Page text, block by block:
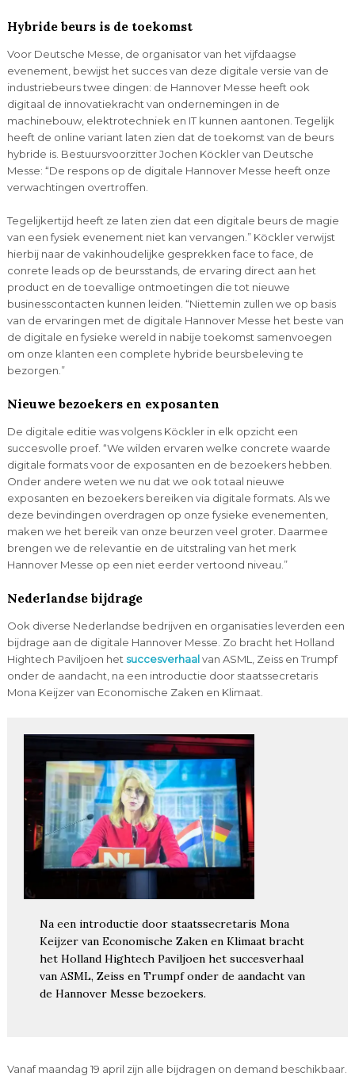
Hybride beurs is de toekomst
Voor Deutsche Messe, de organisator van het vijfdaagse
evenement, bewijst het succes van deze digitale versie van de
industriebeurs twee dingen: de Hannover Messe heeft ook
digitaal de innovatiekracht van ondernemingen in de
machinebouw, elektrotechniek en IT kunnen aantonen. Tegelijk
heeft de online variant laten zien dat de toekomst van de beurs
hybride is. Bestuursvoorzitter Jochen Köckler van Deutsche
Messe: “De respons op de digitale Hannover Messe heeft onze
verwachtingen overtroffen.
Tegelijkertijd heeft ze laten zien dat een digitale beurs de magie
van een fysiek evenement niet kan vervangen.” Köckler verwijst
hierbij naar de vakinhoudelijke gesprekken face to face, de
conrete leads op de beursstands, de ervaring direct aan het
product en de toevallige ontmoetingen die tot nieuwe
businesscontacten kunnen leiden. “Niettemin zullen we op basis
van de ervaringen met de digitale Hannover Messe het beste van
de digitale en fysieke wereld in nabije toekomst samenvoegen
om onze klanten een complete hybride beursbeleving te
bezorgen.”
Nieuwe bezoekers en exposanten
De digitale editie was volgens Köckler in elk opzicht een
succesvolle proef. “We wilden ervaren welke concrete waarde
digitale formats voor de exposanten en de bezoekers hebben.
Onder andere weten we nu dat we ook totaal nieuwe
exposanten en bezoekers bereiken via digitale formats. Als we
deze bevindingen overdragen op onze fysieke evenementen,
maken we het bereik van onze beurzen veel groter. Daarmee
brengen we de relevantie en de uitstraling van het merk
Hannover Messe op een niet eerder vertoond niveau.”
Nederlandse bijdrage
Ook diverse Nederlandse bedrijven en organisaties leverden een
bijdrage aan de digitale Hannover Messe. Zo bracht het Holland
Hightech Paviljoen het succesverhaalvan ASML, Zeiss en Trumpf
onder de aandacht, na een introductie door staatssecretaris
Mona Keijzer van Economische Zaken en Klimaat.
Na een introductie door staatssecretaris Mona
Keijzer van Economische Zaken en Klimaat bracht
het Holland Hightech Paviljoen het succesverhaal
van ASML, Zeiss en Trumpf onder de aandacht van
de Hannover Messe bezoekers.
Vanaf maandag 19 april zijn alle bijdragen on demand beschikbaar.